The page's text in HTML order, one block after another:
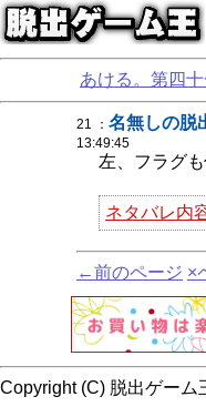
あける。第四十
21 ： 名無しの脱
13:49:45
左、フラグ
ネタバレ内
←前のページ ×
Copyright (C) 脱出ゲーム